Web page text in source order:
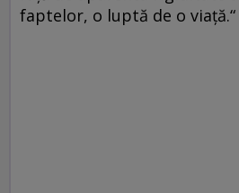
faptelor, o luptă de o viaţă.“